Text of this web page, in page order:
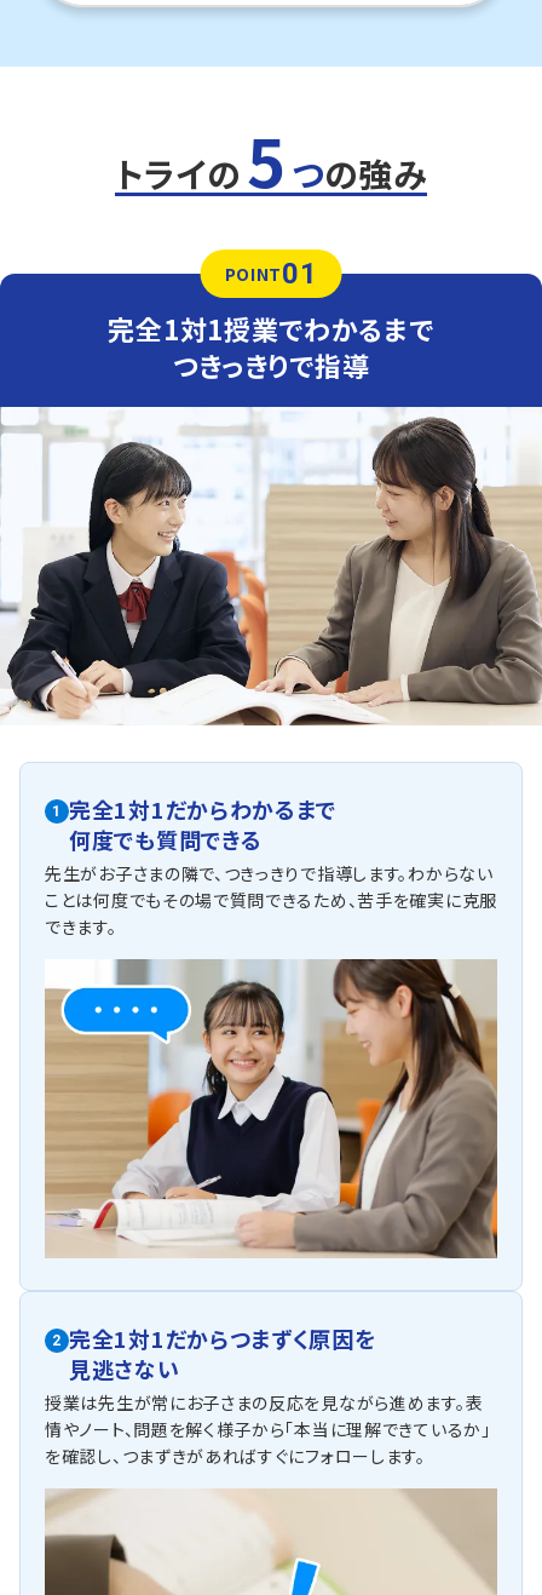
トライの 5 つの強み
POINT01
完全1対1授業でわかるまで
つきっきりで指導
1
完全1対1だからわかるまで
何度でも質問できる
先生がお子さまの隣で、つきっきりで指導します。わからない
ことは何度でもその場で質問できるため、苦手を確実に克服
できます。
2 完全1対1だからつまずく原因を
見逃さない
授業は先生が常にお子さまの反応を見ながら進めます。表
情やノート、問題を解く様子から「本当に理解できているか」
を確認し、つまずきがあればすぐにフォローします。